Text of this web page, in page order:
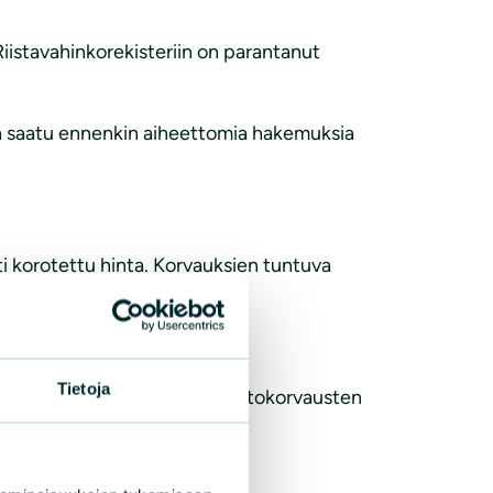
Tietoja
on parantanut
ennenkin aiheettomia hakemuksia
korotettu hinta. Korvauksien tuntuva
halutaan tappolupia.
korotusta. Jos petokorvausten
suuntaan.